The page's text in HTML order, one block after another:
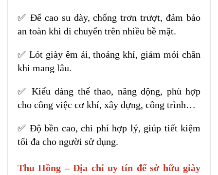
✅ Đế cao su dày, chống trơn trượt, đảm bảo
an toàn khi di chuyển trên nhiều bề mặt.
✅ Lót giày êm ái, thoáng khí, giảm mỏi chân
khi mang lâu.
✅ Kiểu dáng thể thao, năng động, phù hợp
cho công việc cơ khí, xây dựng, công trình…
✅ Độ bền cao, chi phí hợp lý, giúp tiết kiệm
tối đa cho người sử dụng.
Thu Hồng – Địa chỉ uy tín để sở hữu giày